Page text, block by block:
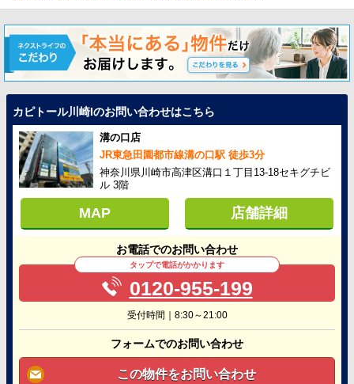
カピトール川崎Iのお問い合わせはこちら
溝の口店
JR東急田園都市線溝の口駅 徒歩3分
神奈川県川崎市高津区溝口１丁目13-18セキグチビ
ル 3階
MAP 店舗詳細
お電話でのお問い合わせ
タップで電話がかかります
0120-955-199
受付時間｜8:30～21:00
フォームでのお問い合わせ
この物件をお問い合わせ